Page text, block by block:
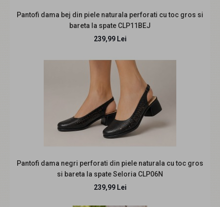
Marimea 37 Pantofi dama cu platforma din piele
naturala intoarsa Bej P9154BV
259,99 Lei 229,99 Lei
Pantofi dama bej din piele naturala perforati cu toc gros si
bareta la spate CLP11BEJ
239,99 Lei
Pantofi dama negri perforati din piele naturala cu toc gros
si bareta la spate Seloria CLP06N
239,99 Lei